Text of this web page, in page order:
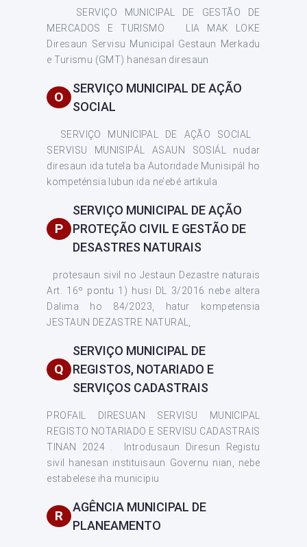
SERVIÇO MUNICIPAL DE GESTÃO DE
MERCADOS E TURISMO LIA MAK LOKE
Diresaun Servisu Municipal Gestaun Merkadu
e Turismu (GMT) hanesan diresaun
O
SERVIÇO MUNICIPAL DE AÇÃO
SOCIAL
SERVIÇO MUNICIPAL DE AÇÃO SOCIAL
SERVISU MUNISIPÁL ASAUN SOSIÁL nudar
diresaun ida tutela ba Autoridade Munisipál ho
kompeténsia lubun ida ne’ebé artikula
P
SERVIÇO MUNICIPAL DE AÇÃO
PROTEÇÃO CIVIL E GESTÃO DE
DESASTRES NATURAIS
protesaun sivil no Jestaun Dezastre naturais
Art. 16º pontu 1) husi DL 3/2016 nebe altera
Dalima ho 84/2023, hatur kompetensia
JESTAUN DEZASTRE NATURAL,
Q
SERVIÇO MUNICIPAL DE
REGISTOS, NOTARIADO E
SERVIÇOS CADASTRAIS
PROFAIL DIRESUAN SERVISU MUNICIPAL
REGISTO NOTARIADO E SERVISU CADASTRAIS
TINAN 2024 . Introdusaun Diresun Registu
sivil hanesan instituisaun Governu nian, nebe
estabelese iha municipiu
R
AGÊNCIA MUNICIPAL DE
PLANEAMENTO